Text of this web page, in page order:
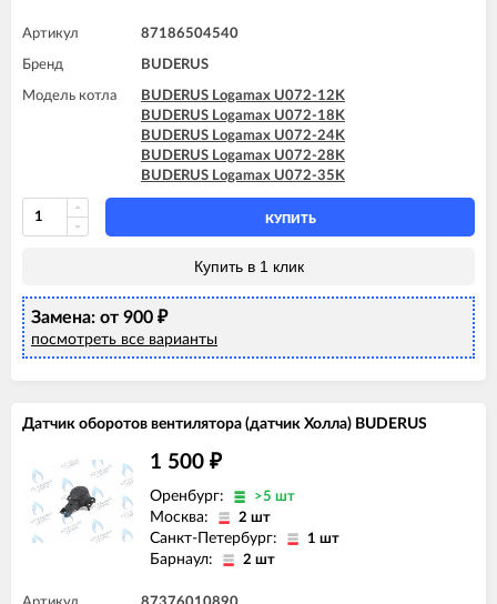
Артикул 87186504540
Бренд BUDERUS
Модель котла
BUDERUS Logamax U072-12K
BUDERUS Logamax U072-18K
BUDERUS Logamax U072-24K
BUDERUS Logamax U072-28K
BUDERUS Logamax U072-35K
КУПИТЬ
Купить в 1 клик
Замена: от 900 ₽
посмотреть все варианты
Датчик оборотов вентилятора (датчик Холла) BUDERUS
1 500 ₽
Оренбург: >5 шт
Москва: 2 шт
Санкт-Петербург: 1 шт
Барнаул: 2 шт